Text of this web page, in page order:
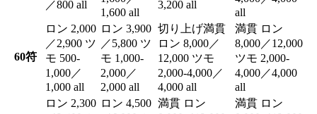
／800 all
1,600 all
3,200 all
all
60符
ロン 2,000
／2,900 ツ
モ 500-
1,000／
1,000 all
ロン 3,900
／5,800 ツ
モ 1,000-
2,000／
2,000 all
切り上げ満貫
ロン 8,000／
12,000 ツモ
2,000-4,000／
4,000 all
満貫 ロン
8,000／12,000
ツモ 2,000-
4,000／4,000
all
ロン 2,300 ロン 4,500 満貫 ロン
満貫 ロン